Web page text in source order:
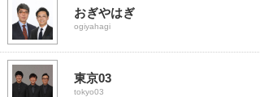
おぎやはぎ
ogiyahagi
東京03
tokyo03